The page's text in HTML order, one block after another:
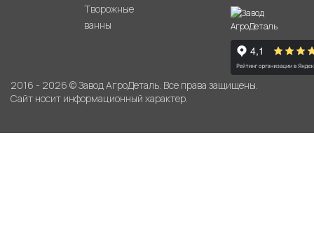
Творожные
ванны
2016 - 2026 © Завод АгроДеталь. Все права защищены.
Сайт носит информационный характер.